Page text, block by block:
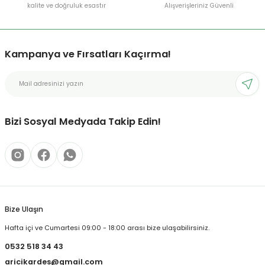
kalite ve doğruluk esastır
Alışverişleriniz Güvenli
Kampanya ve Fırsatları Kaçırma!
Bizi Sosyal Medyada Takip Edin!
Bize Ulaşın
Hafta içi ve Cumartesi 09:00 - 18:00 arası bize ulaşabilirsiniz.
0532 518 34 43
aricikardes@gmail.com